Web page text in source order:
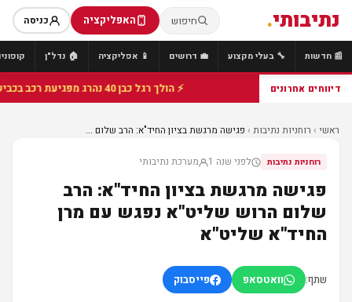
נתיבותי. חיפוש האפליקציה כניסה
📰 חדשות 🔧 בעלי מקצוע 💼 דרושים 📱 אפליקציה 🏠 נדל"ן
דיווחים אחרונים ⚡ הולך רגל כבן 40 נהרג מפגיעת רכב בכביש 25 סמוך לצומת הנשיא, מתנדבי זק"א פועלו בזירה
ראשי › רוחניות נתיבות › פגישה מרגשת בציון החיד"א: הרב שלום ...
רוחניות נתיבות לפני שנה 1 מערכת נתיבותי
פגישה מרגשת בציון החיד"א: הרב
שלום הרוש שליט"א נפגש עם מרן
החיד"א שליט"א
שתף: וואטסאפ פייסבוק